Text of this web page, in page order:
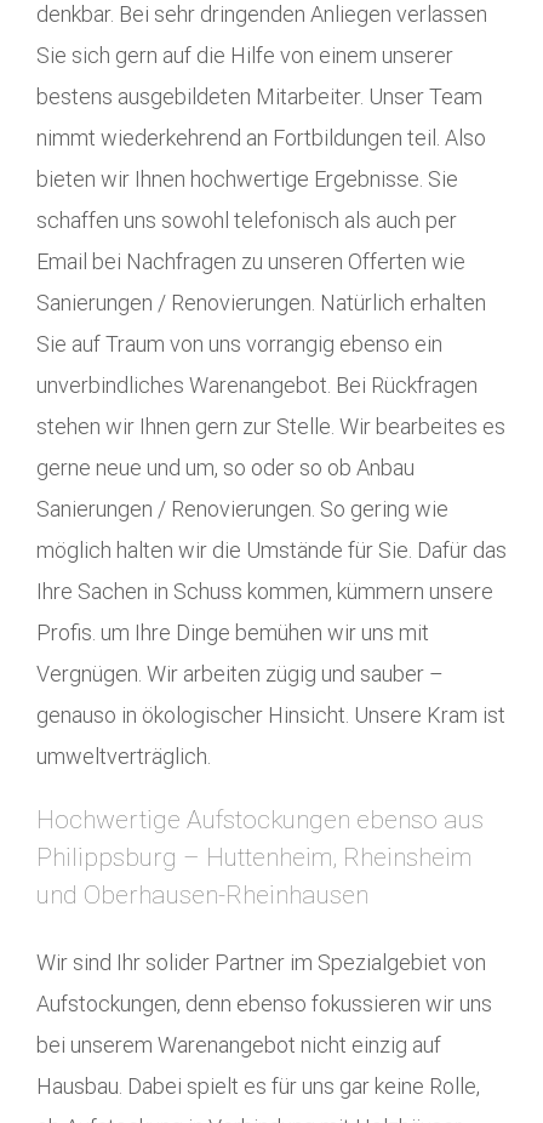
denkbar. Bei sehr dringenden Anliegen verlassen
Sie sich gern auf die Hilfe von einem unserer
bestens ausgebildeten Mitarbeiter. Unser Team
nimmt wiederkehrend an Fortbildungen teil. Also
bieten wir Ihnen hochwertige Ergebnisse. Sie
schaffen uns sowohl telefonisch als auch per
Email bei Nachfragen zu unseren Offerten wie
Sanierungen / Renovierungen. Natürlich erhalten
Sie auf Traum von uns vorrangig ebenso ein
unverbindliches Warenangebot. Bei Rückfragen
stehen wir Ihnen gern zur Stelle. Wir bearbeites es
gerne neue und um, so oder so ob Anbau
Sanierungen / Renovierungen. So gering wie
möglich halten wir die Umstände für Sie. Dafür das
Ihre Sachen in Schuss kommen, kümmern unsere
Profis. um Ihre Dinge bemühen wir uns mit
Vergnügen. Wir arbeiten zügig und sauber –
genauso in ökologischer Hinsicht. Unsere Kram ist
umweltverträglich.
Hochwertige Aufstockungen ebenso aus
Philippsburg – Huttenheim, Rheinsheim
und Oberhausen-Rheinhausen
Wir sind Ihr solider Partner im Spezialgebiet von
Aufstockungen, denn ebenso fokussieren wir uns
bei unserem Warenangebot nicht einzig auf
Hausbau. Dabei spielt es für uns gar keine Rolle,